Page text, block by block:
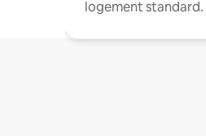
logement standard.